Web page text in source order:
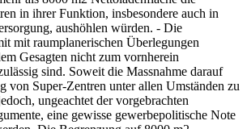
in ihrer Funktion, insbesondere auch in
aushöhlen würden. - Die
mit raumplanerischen Überlegungen
Gesagten nicht zum vornherein
sind. Soweit die Massnahme darauf
von Super-Zentren unter allen Umständen zu
ungeachtet der vorgebrachten
eine gewisse gewerbepolitische Note